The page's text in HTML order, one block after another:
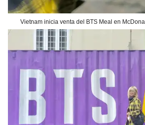
Vietnam inicia venta del BTS Meal en